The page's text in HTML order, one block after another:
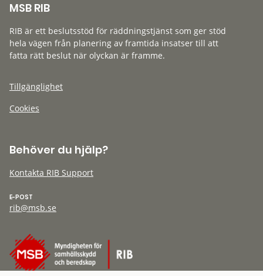
MSB RIB
RIB är ett beslutsstöd för räddningstjänst som ger stöd
hela vägen från planering av framtida insatser till att
fatta rätt beslut när olyckan är framme.
Tillgänglighet
Cookies
Behöver du hjälp?
Kontakta RIB Support
E-POST
rib@msb.se